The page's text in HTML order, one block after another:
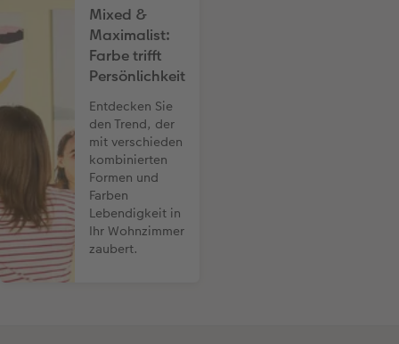
Mixed &
Maximalist:
Farbe trifft
Persönlichkeit
Entdecken Sie
den Trend, der
mit verschieden
kombinierten
Formen und
Farben
Lebendigkeit in
Ihr Wohnzimmer
zaubert.